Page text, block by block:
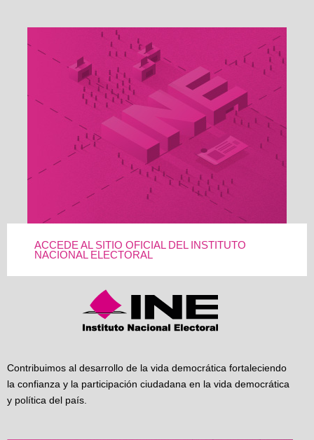
ACCEDE AL SITIO OFICIAL DEL INSTITUTO
NACIONAL ELECTORAL
Contribuimos al desarrollo de la vida democrática fortaleciendo
la confianza y la participación ciudadana en la vida democrática
y política del país.